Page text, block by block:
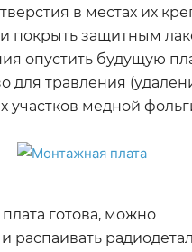
в местах их
покрыть защитным
опустить будущую
для травления
медной
готова, можно
распаивать